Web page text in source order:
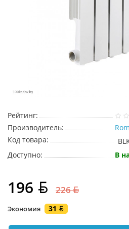
Рейтинг:
Производитель:
Код товара:
Доступно:
В
196 226
Экономия 31